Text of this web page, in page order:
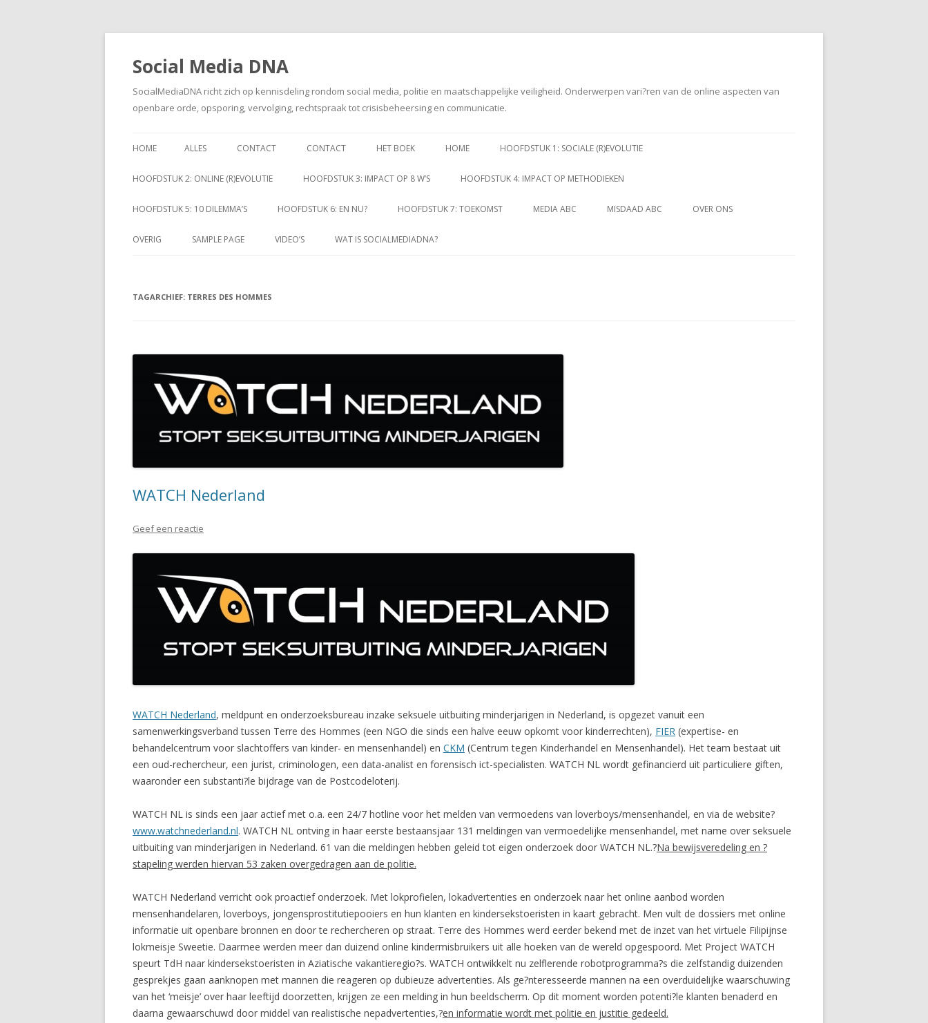
Social Media DNA
SocialMediaDNA richt zich op kennisdeling rondom social media, politie en maatschappelijke veiligheid. Onderwerpen vari?ren van de online aspecten van
openbare orde, opsporing, vervolging, rechtspraak tot crisisbeheersing en communicatie.
naar
HOME ALLES CONTACT CONTACT HET BOEK HOME HOOFDSTUK 1: SOCIALE (R)EVOLUTIE
HOOFDSTUK 2: ONLINE (R)EVOLUTIE HOOFDSTUK 3: IMPACT OP 8 W’S HOOFDSTUK 4: IMPACT OP METHODIEKEN
HOOFDSTUK 5: 10 DILEMMA’S HOOFDSTUK 6: EN NU? HOOFDSTUK 7: TOEKOMST MEDIA ABC MISDAAD ABC OVER ONS
OVERIG SAMPLE PAGE VIDEO’S WAT IS SOCIALMEDIADNA?
TAGARCHIEF: TERRES DES HOMMES
WATCH Nederland
Geef een reactie
WATCH Nederland, meldpunt en onderzoeksbureau inzake seksuele uitbuiting minderjarigen in Nederland, is opgezet vanuit een
samenwerkingsverband tussen Terre des Hommes (een NGO die sinds een halve eeuw opkomt voor kinderrechten), FIER (expertise- en
behandelcentrum voor slachtoffers van kinder- en mensenhandel) en CKM (Centrum tegen Kinderhandel en Mensenhandel). Het team bestaat uit
een oud-rechercheur, een jurist, criminologen, een data-analist en forensisch ict-specialisten. WATCH NL wordt gefinancierd uit particuliere giften,
waaronder een substanti?le bijdrage van de Postcodeloterij.
WATCH NL is sinds een jaar actief met o.a. een 24/7 hotline voor het melden van vermoedens van loverboys/mensenhandel, en via de website?
www.watchnederland.nl. WATCH NL ontving in haar eerste bestaansjaar 131 meldingen van vermoedelijke mensenhandel, met name over seksuele
uitbuiting van minderjarigen in Nederland. 61 van die meldingen hebben geleid tot eigen onderzoek door WATCH NL.?Na bewijsveredeling en ?
stapeling werden hiervan 53 zaken overgedragen aan de politie.
WATCH Nederland verricht ook proactief onderzoek. Met lokprofielen, lokadvertenties en onderzoek naar het online aanbod worden
mensenhandelaren, loverboys, jongensprostitutiepooiers en hun klanten en kindersekstoeristen in kaart gebracht. Men vult de dossiers met online
informatie uit openbare bronnen en door te rechercheren op straat. Terre des Hommes werd eerder bekend met de inzet van het virtuele Filipijnse
lokmeisje Sweetie. Daarmee werden meer dan duizend online kindermisbruikers uit alle hoeken van de wereld opgespoord. Met Project WATCH
speurt TdH naar kindersekstoeristen in Aziatische vakantieregio?s. WATCH ontwikkelt nu zelflerende robotprogramma?s die zelfstandig duizenden
gesprekjes gaan aanknopen met mannen die reageren op dubieuze advertenties. Als ge?nteresseerde mannen na een overduidelijke waarschuwing
van het ‘meisje’ over haar leeftijd doorzetten, krijgen ze een melding in hun beeldscherm. Op dit moment worden potenti?le klanten benaderd en
daarna gewaarschuwd door middel van realistische nepadvertenties,?en informatie wordt met politie en justitie gedeeld.